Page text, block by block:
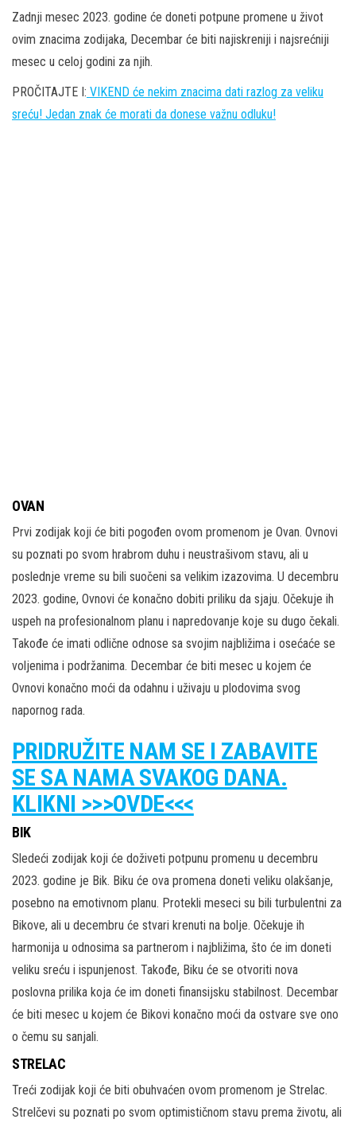
Zadnji mesec 2023. godine će doneti potpune promene u život
ovim znacima zodijaka, Decembar će biti najiskreniji i najsrećniji
mesec u celoj godini za njih.
PROČITAJTE I: VIKEND će nekim znacima dati razlog za veliku
sreću! Jedan znak će morati da donese važnu odluku!
OVAN
Prvi zodijak koji će biti pogođen ovom promenom je Ovan. Ovnovi
su poznati po svom hrabrom duhu i neustrašivom stavu, ali u
poslednje vreme su bili suočeni sa velikim izazovima. U decembru
2023. godine, Ovnovi će konačno dobiti priliku da sjaju. Očekuje ih
uspeh na profesionalnom planu i napredovanje koje su dugo čekali.
Takođe će imati odlične odnose sa svojim najbližima i osećaće se
voljenima i podržanima. Decembar će biti mesec u kojem će
Ovnovi konačno moći da odahnu i uživaju u plodovima svog
napornog rada.
PRIDRUŽITE NAM SE I ZABAVITE
SE SA NAMA SVAKOG DANA.
KLIKNI >>>OVDE<<<
BIK
Sledeći zodijak koji će doživeti potpunu promenu u decembru
2023. godine je Bik. Biku će ova promena doneti veliku olakšanje,
posebno na emotivnom planu. Protekli meseci su bili turbulentni za
Bikove, ali u decembru će stvari krenuti na bolje. Očekuje ih
harmonija u odnosima sa partnerom i najbližima, što će im doneti
veliku sreću i ispunjenost. Takođe, Biku će se otvoriti nova
poslovna prilika koja će im doneti finansijsku stabilnost. Decembar
će biti mesec u kojem će Bikovi konačno moći da ostvare sve ono
o čemu su sanjali.
STRELAC
Treći zodijak koji će biti obuhvaćen ovom promenom je Strelac.
Strelčevi su poznati po svom optimističnom stavu prema životu, ali